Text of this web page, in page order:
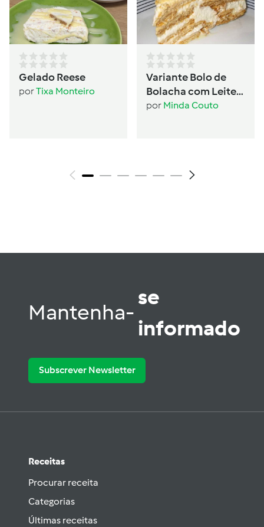
Gelado Reese
porTixa Monteiro
Variante Bolo de
Bolacha com Leite
Condensado
por Minda Couto
Mantenha-
se
informado
Subscrever Newsletter
Receitas
Procurar receita
Categorias
Últimas receitas